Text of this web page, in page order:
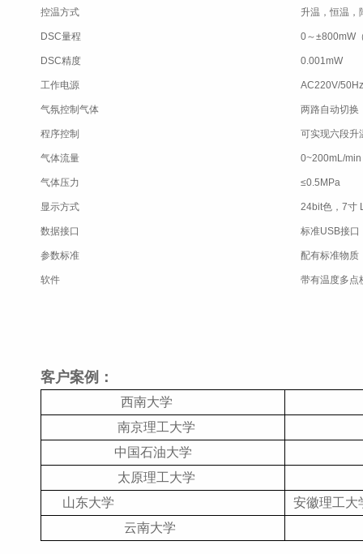
控温方式 升温，恒温，
DSC量程 0～±800mW
DSC精度 0.001mW
工作电源 AC220V/
气氛控制气体 两路自动切换
程序控制 可实现六段升
气体流量 0~200mL/
气体压力 ≤0.5MPa
显示方式 24bit色，7寸
数据接口 标准USB接口
参数标准 配有标准物质
软件 带有温度多点
客户案例：
西南大学
南京理工大学
中国石油大学
太原理工大学
山东大学
安徽理工大
云南大学